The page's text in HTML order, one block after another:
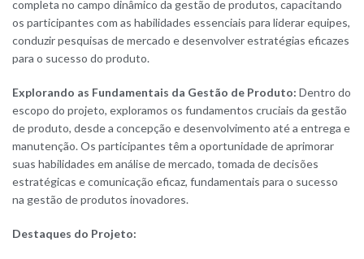
completa no campo dinâmico da gestão de produtos, capacitando
os participantes com as habilidades essenciais para liderar equipes,
conduzir pesquisas de mercado e desenvolver estratégias eficazes
para o sucesso do produto.
Explorando as Fundamentais da Gestão de Produto: Dentro do
escopo do projeto, exploramos os fundamentos cruciais da gestão
de produto, desde a concepção e desenvolvimento até a entrega e
manutenção. Os participantes têm a oportunidade de aprimorar
suas habilidades em análise de mercado, tomada de decisões
estratégicas e comunicação eficaz, fundamentais para o sucesso
na gestão de produtos inovadores.
Destaques do Projeto: